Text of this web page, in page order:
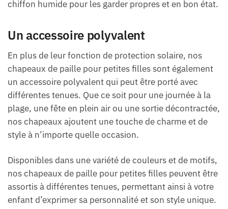
chiffon humide pour les garder propres et en bon état.
Un accessoire polyvalent
En plus de leur fonction de protection solaire, nos
chapeaux de paille pour petites filles sont également
un accessoire polyvalent qui peut être porté avec
différentes tenues. Que ce soit pour une journée à la
plage, une fête en plein air ou une sortie décontractée,
nos chapeaux ajoutent une touche de charme et de
style à n’importe quelle occasion.
Disponibles dans une variété de couleurs et de motifs,
nos chapeaux de paille pour petites filles peuvent être
assortis à différentes tenues, permettant ainsi à votre
enfant d’exprimer sa personnalité et son style unique.